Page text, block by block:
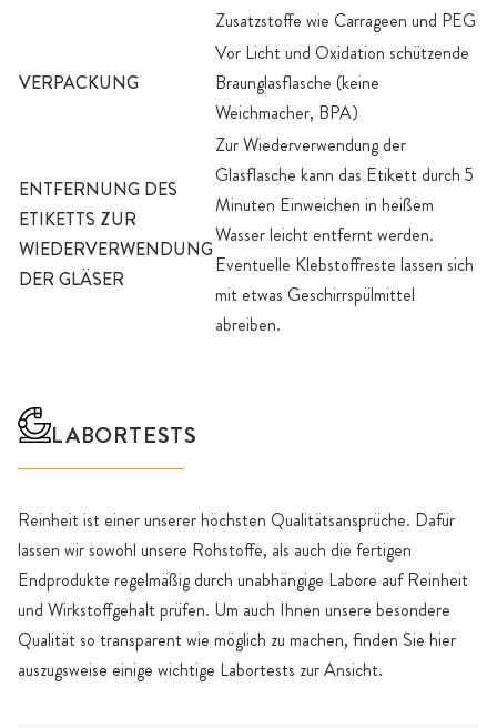
Zusatzstoffe wie Carrageen und PEG
VERPACKUNG
Vor Licht und Oxidation schützende
Braunglasflasche (keine
Weichmacher, BPA)
ENTFERNUNG DES
ETIKETTS ZUR
WIEDERVERWENDUNG
DER GLÄSER
Zur Wiederverwendung der
Glasflasche kann das Etikett durch 5
Minuten Einweichen in heißem
Wasser leicht entfernt werden.
Eventuelle Klebstoffreste lassen sich
mit etwas Geschirrspülmittel
abreiben.
LABORTESTS
Reinheit ist einer unserer höchsten Qualitätsansprüche. Dafür
lassen wir sowohl unsere Rohstoffe, als auch die fertigen
Endprodukte regelmäßig durch unabhängige Labore auf Reinheit
und Wirkstoffgehalt prüfen. Um auch Ihnen unsere besondere
Qualität so transparent wie möglich zu machen, finden Sie hier
auszugsweise einige wichtige Labortests zur Ansicht.